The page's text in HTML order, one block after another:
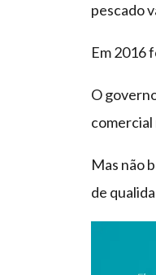
pescado
Em 2016
O
Mas não
de